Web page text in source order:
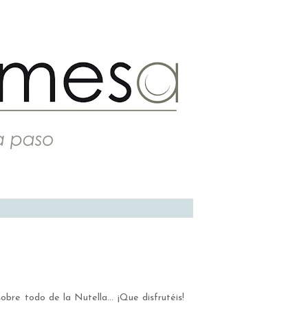
todo de la Nutella... ¡Que disfrutéis!